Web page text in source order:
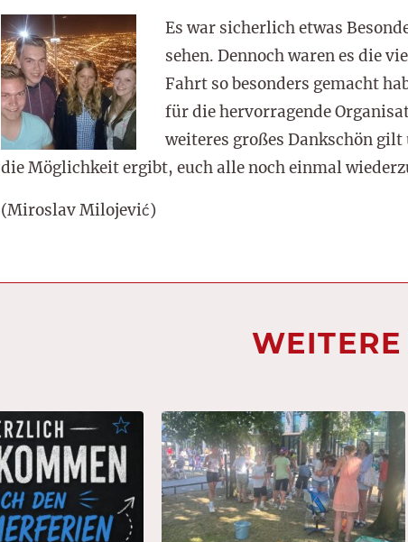
Es war sicherlich etwas
sehen. Dennoch waren es die
Fahrt so besonders gemacht
für die hervorragende
weiteres großes Dankschön
die Möglichkeit ergibt, euch alle noch einmal
(Miroslav Milojević)